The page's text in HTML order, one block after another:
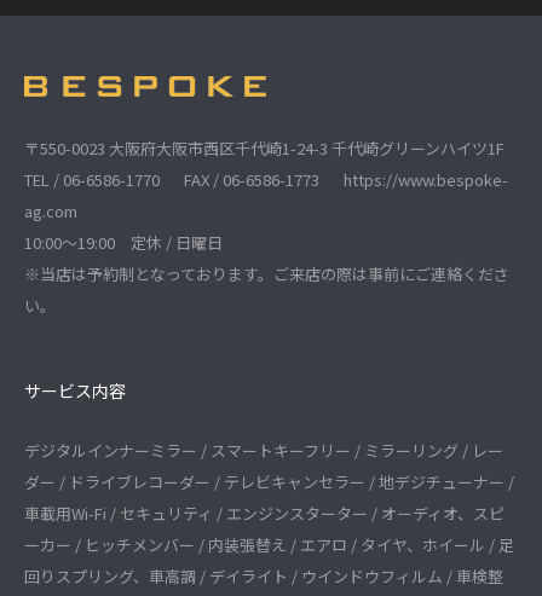
〒550-0023 大阪府大阪市西区千代崎1-24-3 千代崎グリーンハイツ1F
TEL / 06-6586-1770
FAX / 06-6586-1773
https://www.bespoke-
ag.com
10:00～19:00 定休 / 日曜日
※当店は予約制となっております。ご来店の際は事前にご連絡くださ
い。
サービス内容
デジタルインナーミラー / スマートキーフリー / ミラーリング / レー
ダー / ドライブレコーダー / テレビキャンセラー / 地デジチューナー /
車載用Wi-Fi / セキュリティ / エンジンスターター / オーディオ、スピ
ーカー / ヒッチメンバー / 内装張替え / エアロ / タイヤ、ホイール / 足
回りスプリング、車高調 / デイライト / ウインドウフィルム / 車検整